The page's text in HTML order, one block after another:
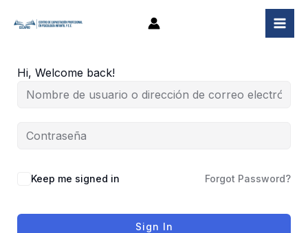
Hi, Welcome back!
Keep me signed in Forgot Password?
Sign In